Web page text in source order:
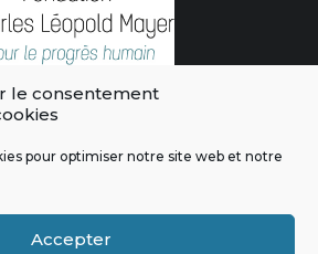
le consentement
pour optimiser notre site web et notre
Accepter
de ce site sont publiés sous licence
|Politique de confidentialité